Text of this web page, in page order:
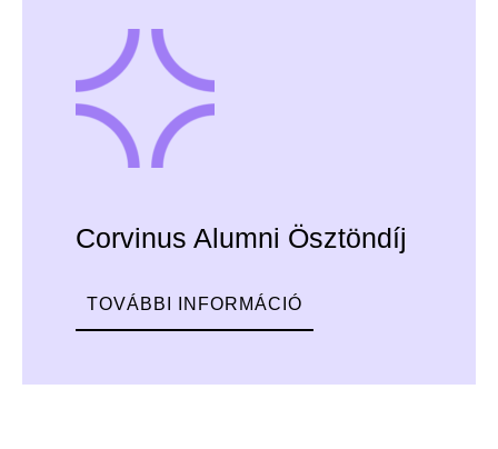
Corvinus Alumni Ösztöndíj
TOVÁBBI INFORMÁCIÓ